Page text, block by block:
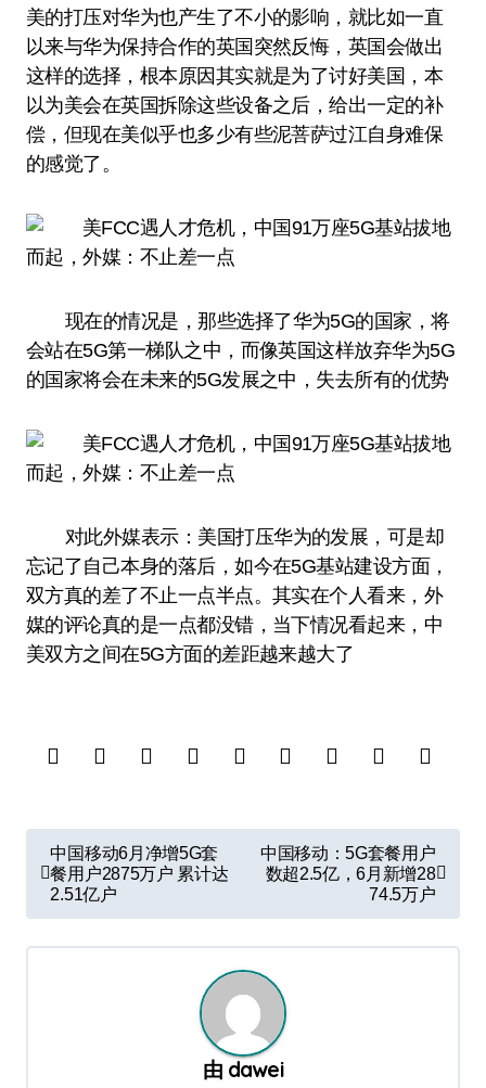
美的打压对华为也产生了不小的影响，就比如一直
以来与华为保持合作的英国突然反悔，英国会做出
这样的选择，根本原因其实就是为了讨好美国，本
以为美会在英国拆除这些设备之后，给出一定的补
偿，但现在美似乎也多少有些泥菩萨过江自身难保
的感觉了。
现在的情况是，那些选择了华为5G的国家，将
会站在5G第一梯队之中，而像英国这样放弃华为5G
的国家将会在未来的5G发展之中，失去所有的优势
对此外媒表示：美国打压华为的发展，可是却
忘记了自己本身的落后，如今在5G基站建设方面，
双方真的差了不止一点半点。其实在个人看来，外
媒的评论真的是一点都没错，当下情况看起来，中
美双方之间在5G方面的差距越来越大了
文
章
导
航
中国移动6月净增5G套
餐用户2875万户 累计达
2.51亿户
中国移动：5G套餐用户
数超2.5亿，6月新增28
74.5万户
由 dawei